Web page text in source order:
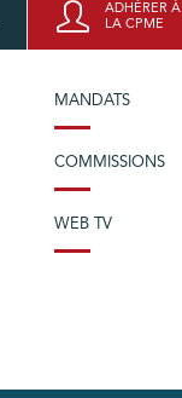
ADHÉRER À
LA CPME
MANDATS
COMMISSIONS
WEB TV